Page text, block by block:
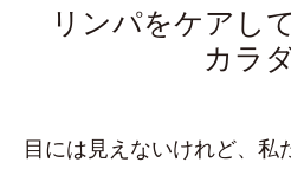
リンパをケアし
カラ
目には見えないけれど、私